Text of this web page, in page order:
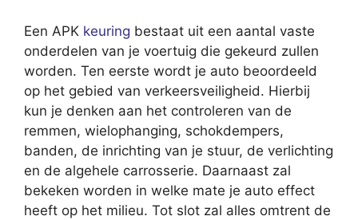
Een APK keuring bestaat uit een aantal vaste
onderdelen van je voertuig die gekeurd zullen
worden. Ten eerste wordt je auto beoordeeld
op het gebied van verkeersveiligheid. Hierbij
kun je denken aan het controleren van de
remmen, wielophanging, schokdempers,
banden, de inrichting van je stuur, de verlichting
en de algehele carrosserie. Daarnaast zal
bekeken worden in welke mate je auto effect
heeft op het milieu. Tot slot zal alles omtrent de